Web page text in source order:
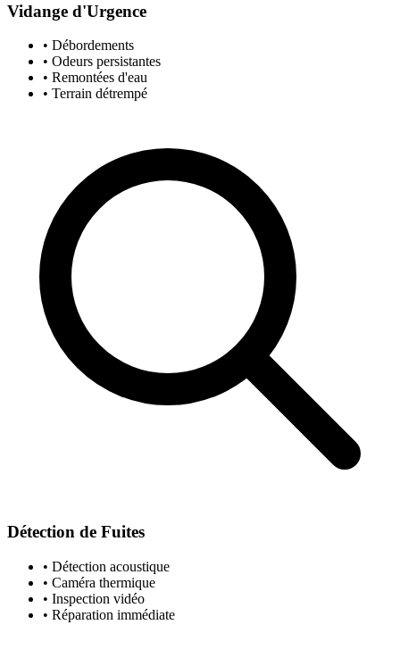
Vidange d'Urgence
• Débordements
• Odeurs persistantes
• Remontées d'eau
• Terrain détrempé
Détection de Fuites
• Détection acoustique
• Caméra thermique
• Inspection vidéo
• Réparation immédiate